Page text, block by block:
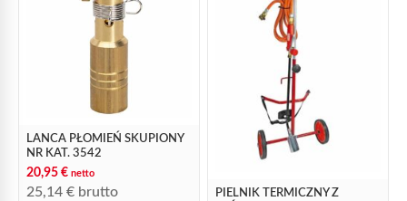
LANCA PŁOMIEŃ SKUPIONY
NR KAT. 3542
20,95 € netto
25,14 € brutto
PIELNIK TERMICZNY Z